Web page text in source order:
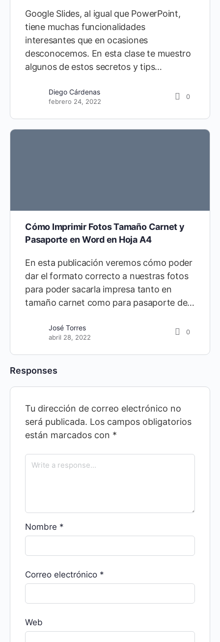
Google Slides, al igual que PowerPoint,
tiene muchas funcionalidades
interesantes que en ocasiones
desconocemos. En esta clase te muestro
algunos de estos secretos y tips…
Diego Cárdenas
febrero 24, 2022
0
Cómo Imprimir Fotos Tamaño Carnet y
Pasaporte en Word en Hoja A4
En esta publicación veremos cómo poder
dar el formato correcto a nuestras fotos
para poder sacarla impresa tanto en
tamaño carnet como para pasaporte de…
José Torres
abril 28, 2022
0
Responses
Tu dirección de correo electrónico no
será publicada. Los campos obligatorios
están marcados con *
Nombre *
Correo electrónico *
Web